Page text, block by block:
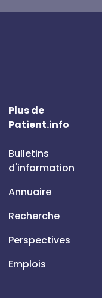
Plus de
Patient.info
Bulletins
d'information
Annuaire
Recherche
Perspectives
Emplois